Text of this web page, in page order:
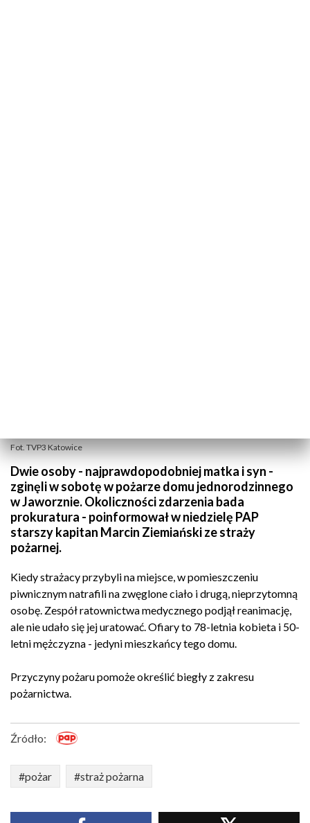
Fot. TVP3 Katowice
Dwie osoby - najprawdopodobniej matka i syn -
zginęli w sobotę w pożarze domu jednorodzinnego
w Jaworznie. Okoliczności zdarzenia bada
prokuratura - poinformował w niedzielę PAP
starszy kapitan Marcin Ziemiański ze straży
pożarnej.
Kiedy strażacy przybyli na miejsce, w pomieszczeniu
piwnicznym natrafili na zwęglone ciało i drugą, nieprzytomną
osobę. Zespół ratownictwa medycznego podjął reanimację,
ale nie udało się jej uratować. Ofiary to 78-letnia kobieta i 50-
letni mężczyzna - jedyni mieszkańcy tego domu.
Przyczyny pożaru pomoże określić biegły z zakresu
pożarnictwa.
Źródło:
#pożar #straż pożarna